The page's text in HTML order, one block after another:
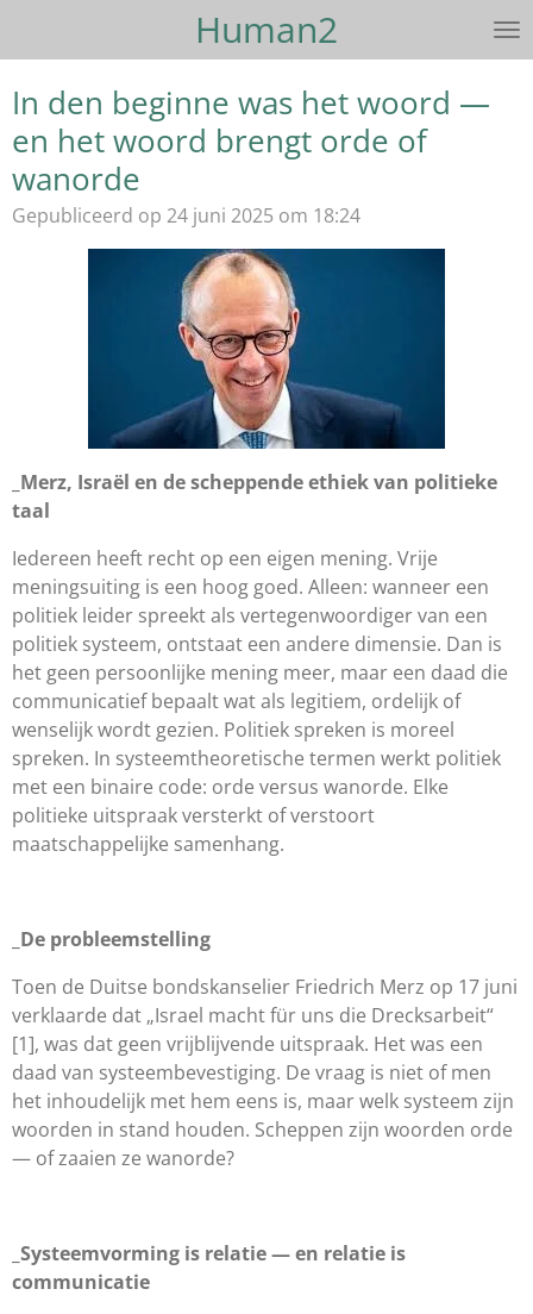
de
hoofdinhoud
Human2
In den beginne was het woord —
en het woord brengt orde of
wanorde
Gepubliceerd op 24 juni 2025 om 18:24
_Merz, Israël en de scheppende ethiek van politieke
taal
Iedereen heeft recht op een eigen mening. Vrije
meningsuiting is een hoog goed. Alleen: wanneer een
politiek leider spreekt als vertegenwoordiger van een
politiek systeem, ontstaat een andere dimensie. Dan is
het geen persoonlijke mening meer, maar een daad die
communicatief bepaalt wat als legitiem, ordelijk of
wenselijk wordt gezien. Politiek spreken is moreel
spreken. In systeemtheoretische termen werkt politiek
met een binaire code: orde versus wanorde. Elke
politieke uitspraak versterkt of verstoort
maatschappelijke samenhang.
_De probleemstelling
Toen de Duitse bondskanselier Friedrich Merz op 17 juni
verklaarde dat „Israel macht für uns die Drecksarbeit“
[1], was dat geen vrijblijvende uitspraak. Het was een
daad van systeembevestiging. De vraag is niet of men
het inhoudelijk met hem eens is, maar welk systeem zijn
woorden in stand houden. Scheppen zijn woorden orde
— of zaaien ze wanorde?
_Systeemvorming is relatie — en relatie is
communicatie